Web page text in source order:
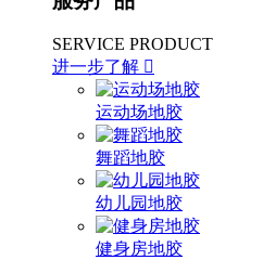
SERVICE PRODUCT
进一步了解 
运动场地胶
舞蹈地胶
幼儿园地胶
健身房地胶